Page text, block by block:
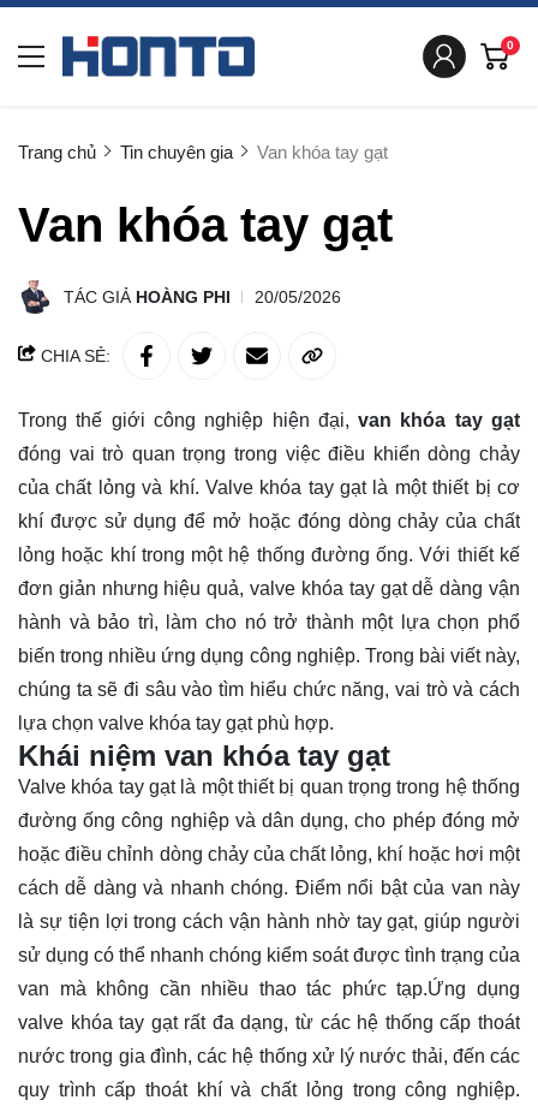
0
Trang chủ Tin chuyên gia Van khóa tay gạt
Van khóa tay gạt
TÁC GIẢ HOÀNG PHI 20/05/2026
CHIA SẺ:
Trong thế giới công nghiệp hiện đại,van khóa tay gạt
đóng vai trò quan trọng trong việc điều khiển dòng chảy
của chất lỏng và khí. Valve khóa tay gạt là một thiết bị cơ
khí được sử dụng để mở hoặc đóng dòng chảy của chất
lỏng hoặc khí trong một hệ thống đường ống. Với thiết kế
đơn giản nhưng hiệu quả, valve khóa tay gạt dễ dàng vận
hành và bảo trì, làm cho nó trở thành một lựa chọn phổ
biến trong nhiều ứng dụng công nghiệp. Trong bài viết này,
chúng ta sẽ đi sâu vào tìm hiểu chức năng, vai trò và cách
lựa chọn valve khóa tay gạt phù hợp.
Khái niệm van khóa tay gạt
Valve khóa tay gạt là một thiết bị quan trọng trong hệ thống
đường ống công nghiệp và dân dụng, cho phép đóng mở
hoặc điều chỉnh dòng chảy của chất lỏng, khí hoặc hơi một
cách dễ dàng và nhanh chóng. Điểm nổi bật của van này
là sự tiện lợi trong cách vận hành nhờ tay gạt, giúp người
sử dụng có thể nhanh chóng kiểm soát được tình trạng của
van mà không cần nhiều thao tác phức tạp.Ứng dụng
valve khóa tay gạt rất đa dạng, từ các hệ thống cấp thoát
nước trong gia đình, các hệ thống xử lý nước thải, đến các
quy trình cấp thoát khí và chất lỏng trong công nghiệp.